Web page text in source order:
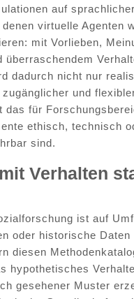
auf
virtuelle Agenten
mit Vorlieben,
überraschendem
dadurch nicht nur
und
das für
ethisch, technisch
sind.
Verhalten
ist auf
oder historische Daten
diesen
hypothetisches
gesehener Muster